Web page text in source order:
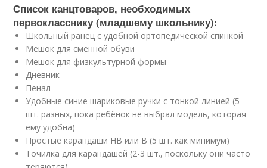
Список канцтоваров, необходимых
первокласснику (младшему школьнику):
Школьный ранец с удобной ортопедической спинкой
Мешок для сменной обуви
Мешок для физкультурной формы
Дневник
Пенал
Удобные синие шариковые ручки с тонкой линией (5
шт. разных, пока ребёнок не выбрал модель, которая
ему удобна)
Простые карандаши HB или B (5 шт. как минимум)
Точилка для карандашей (2-3 шт., поскольку они часто